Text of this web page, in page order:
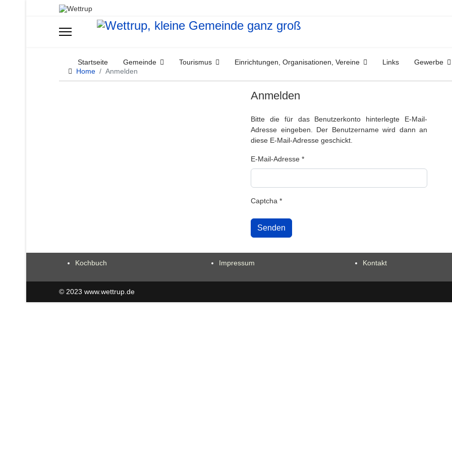
Startseite Gemeinde Tourismus Einrichtungen, Organisationen, Vereine Links Gewerbe
Home
Anmelden
Anmelden
Bitte die für das Benutzerkonto hinterlegte E-Mail-
Adresse eingeben. Der Benutzername wird dann an
diese E-Mail-Adresse geschickt.
E-Mail-Adresse *
Captcha *
Senden
Kochbuch Impressum Kontakt
© 2023 www.wettrup.de